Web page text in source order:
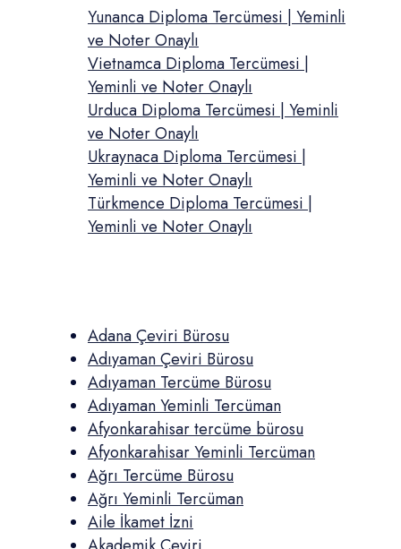
Yunanca Diploma Tercümesi | Yeminli
ve Noter Onaylı
Vietnamca Diploma Tercümesi |
Yeminli ve Noter Onaylı
Urduca Diploma Tercümesi | Yeminli
ve Noter Onaylı
Ukraynaca Diploma Tercümesi |
Yeminli ve Noter Onaylı
Türkmence Diploma Tercümesi |
Yeminli ve Noter Onaylı
Adana Çeviri Bürosu
Adıyaman Çeviri Bürosu
Adıyaman Tercüme Bürosu
Adıyaman Yeminli Tercüman
Afyonkarahisar tercüme bürosu
Afyonkarahisar Yeminli Tercüman
Ağrı Tercüme Bürosu
Ağrı Yeminli Tercüman
Aile İkamet İzni